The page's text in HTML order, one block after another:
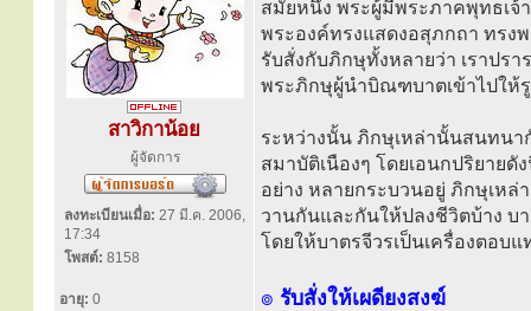
สาวิกาน้อย
ผู้จัดการ
ลงทะเบียนเมื่อ: 27 มี.ค. 2006,
17:34
โพสต์: 8158
อายุ: 0
สมัยหนึ่ง พระผู้มีพระภาคพุทธเจ้
พระองค์ทรงแสดงอสุภกถา ทรง
รับสั่งกับภิกษุทั้งหลายว่า เราปรา
พระภิกษุผู้นำบิณฑบาตเข้าไปให้รู
ระหว่างนั้น ภิกษุเหล่านั้นสนทน
สมาบัติเนืองๆ โดยเอนกปริยาย
อย่าง หลายกระบวนอยู่ ภิกษุเหล่
วานกันและกันให้ปลงชีวิตบ้าง
โดยให้บาตรจีวรเป็นเครื่องตอบ
๏ รับสั่งให้เผดียงสงฆ์